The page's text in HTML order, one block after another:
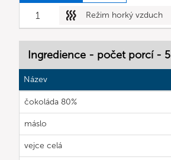
1 Režim horký vzduch
Ingredience - počet porcí - 5
Název
čokoláda 80%
máslo
vejce celá